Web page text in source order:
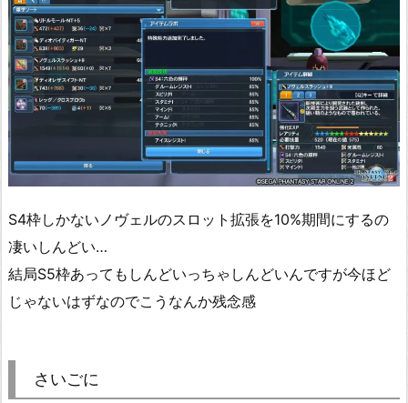
S4枠しかないノヴェルのスロット拡張を10%期間にするの
凄いしんどい…
結局S5枠あってもしんどいっちゃしんどいんですが今ほど
じゃないはずなのでこうなんか残念感
さいごに